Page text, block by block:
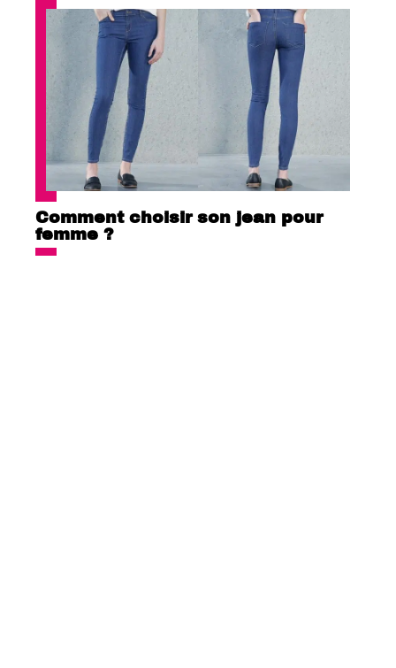
Comment choisir son jean pour
femme ?